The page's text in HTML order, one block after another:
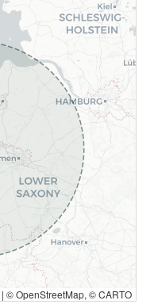
| © OpenStreetMap, © CARTO